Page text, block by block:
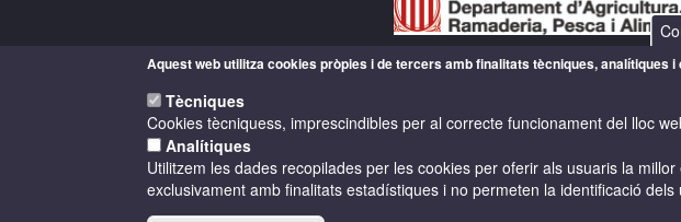
Aquest web utilitza cookies pròpies i de tercers amb finalitats tècniques, analítiques i
Tècniques
Cookies tècniquess, imprescindibles per al correcte funcionament del lloc
Analítiques
Utilitzem les dades recopilades per les cookies per oferir als usuaris la
exclusivament amb finalitats estadístiques i no permeten la identificació dels